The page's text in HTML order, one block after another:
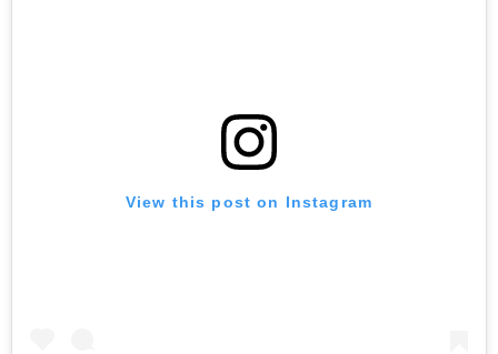
View this post on Instagram